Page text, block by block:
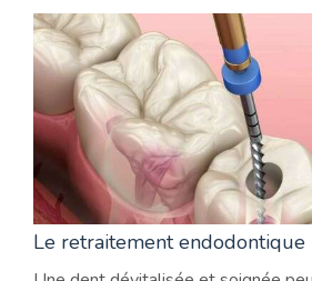
Le retraitement endodontique